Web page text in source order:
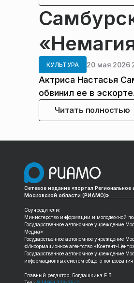
КУЛЬТУРА 20 мая 2026
Актриса Настасья
обвинил ее в
Читать полностью
Сетевое издание «портал
Московской области (РИАМО)»
Соучредители:
Министерство информации и молодежной
Государственное автономное учреждение
Медиа»
Государственное автономное учреждение
«Информационное агентство «Контент-
Государственное автономное учреждение
информационных систем общего
Главный редактор: Богдашкина Е.В.